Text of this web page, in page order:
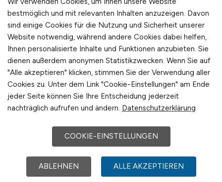
Wiedererkennen schafft Glaubwürdigkeit – und
aus Glaubwürdigkeit entsteht Interesse. Mit
jeder Veröffentlichung wächst so die
Wahrscheinlichkeit, Bewerbungen zu erhalten,
die nicht nur passen, sondern langfristig zu
erfolgreichen Arbeitsverhältnissen führen.
Stellenanzeigen auf LOGISTIKPLATZ schalten
Digitale Prozesse, die Präzision
ermöglichen
Effizienz entsteht dort, wo Prozesse präzise
ineinandergreifen. LOGISTIKPLATZ überträgt
dieses Prinzip auf die digitale
bestmöglich und mit relevanten Inhalten anzuzeigen. Davon
sind einige Cookies für die Nutzung und Sicherheit unserer
Website notwendig, während andere Cookies dabei helfen,
Ihnen personalisierte Inhalte und Funktionen anzubieten. Sie
dienen außerdem anonymen Statistikzwecken. Wenn Sie auf
"Alle akzeptieren" klicken, stimmen Sie der Verwendung aller
Cookies zu. Unter dem Link "Cookie-Einstellungen" am Ende
jeder Seite können Sie Ihre Entscheidung jederzeit
nachträglich aufrufen und ändern. Datenschutzerklärung
COOKIE-EINSTELLUNGEN
ABLEHNEN ALLE AKZEPTIEREN